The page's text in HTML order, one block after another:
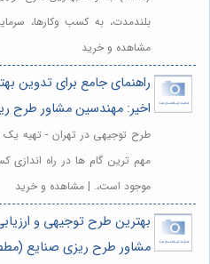
بلندمدت، به کسب وکارها،
مشاهده و خرید
راهنمای جامع برای تدوین
اخیر: مهندسین مشاور طرح
طرح توجیهی در تهران - تهیه
مهم ترین گام ها در راه اندازی
موجود است،. | مشاهده و خرید
بهترین طرح توجیهی و
مشاور طرح ریزی صنایع